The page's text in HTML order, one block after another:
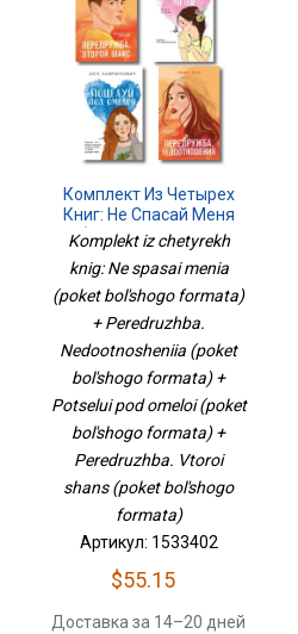
Комплект Из Четырех
Книг: Не Спасай Меня
(покет Большого
Формата) +
Передружба.
Недоотношения (покет
Большого Формата) +
Поцелуй Под Омелой
(покет Большого
Формата) +
Передружба. Второй
Шанс (покет Большого
Формата)
Komplekt iz chetyrekh
knig: Ne spasai menia
(poket bol'shogo formata)
+ Peredruzhba.
Nedootnosheniia (poket
bol'shogo formata) +
Potselui pod omeloi (poket
bol'shogo formata) +
Peredruzhba. Vtoroi
shans (poket bol'shogo
formata)
Артикул: 1533402
$55.15
Доставка за 14–20 дней